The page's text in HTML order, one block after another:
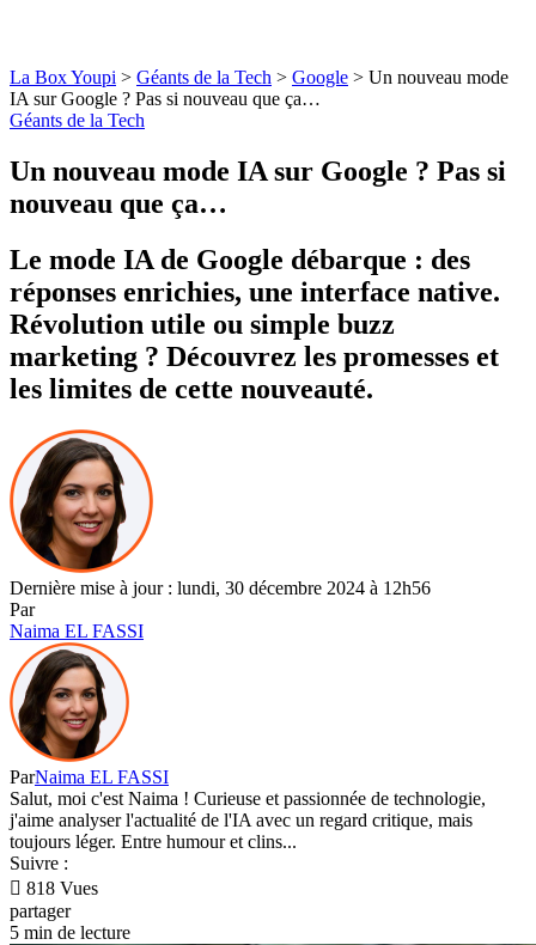
La Box Youpi > Géants de la Tech > Google > Un nouveau mode
IA sur Google ? Pas si nouveau que ça…
Géants de la Tech
Un nouveau mode IA sur Google ? Pas si
nouveau que ça…
Le mode IA de Google débarque : des
réponses enrichies, une interface native.
Révolution utile ou simple buzz
marketing ? Découvrez les promesses et
les limites de cette nouveauté.
Dernière mise à jour : lundi, 30 décembre 2024 à 12h56
Par
Naima EL FASSI
ParNaima EL FASSI
Salut, moi c'est Naima ! Curieuse et passionnée de technologie,
j'aime analyser l'actualité de l'IA avec un regard critique, mais
toujours léger. Entre humour et clins...
Suivre :
818 Vues
partager
5 min de lecture